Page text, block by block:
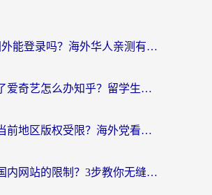
12123在国外能登录吗？海外华人亲测有效的回国加速器选择指南
海外看不了爱奇艺怎么办知乎？留学生亲测有效的回国加速方案
央视影音当前地区版权受限？海外党看国内剧、追电视台的终极解决方案
海外访问国内网站的限制？3步教你无缝解锁国内资源（附实测最优工具）